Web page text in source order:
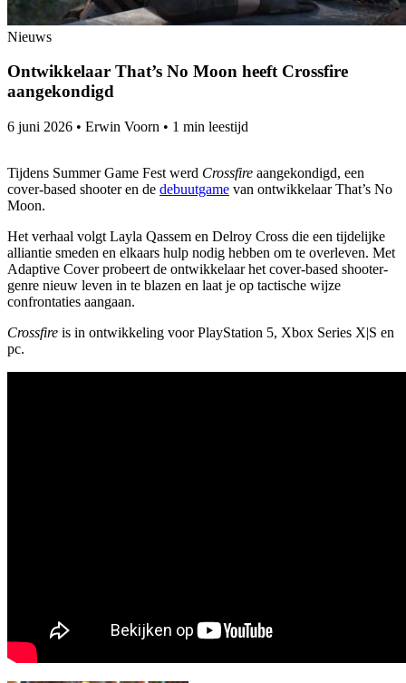
Nieuws
Ontwikkelaar That’s No Moon heeft Crossfire
aangekondigd
6 juni 2026 • Erwin Voorn • 1 min leestijd
Tijdens Summer Game Fest werd Crossfire aangekondigd, een
cover-based shooter en de debuutgame van ontwikkelaar That’s No
Moon.
Het verhaal volgt Layla Qassem en Delroy Cross die een tijdelijke
alliantie smeden en elkaars hulp nodig hebben om te overleven. Met
Adaptive Cover probeert de ontwikkelaar het cover-based shooter-
genre nieuw leven in te blazen en laat je op tactische wijze
confrontaties aangaan.
Crossfire is in ontwikkeling voor PlayStation 5, Xbox Series X|S en
pc.